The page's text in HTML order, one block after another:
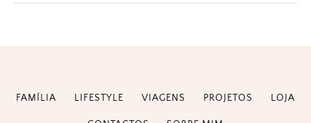
FAMÍLIA LIFESTYLE VIAGENS PROJETOS LOJA